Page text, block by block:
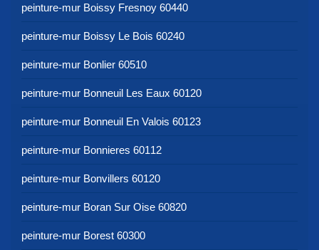
peinture-mur Boissy Fresnoy 60440
peinture-mur Boissy Le Bois 60240
peinture-mur Bonlier 60510
peinture-mur Bonneuil Les Eaux 60120
peinture-mur Bonneuil En Valois 60123
peinture-mur Bonnieres 60112
peinture-mur Bonvillers 60120
peinture-mur Boran Sur Oise 60820
peinture-mur Borest 60300